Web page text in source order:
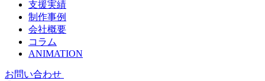
支援実績
制作事例
会社概要
コラム
ANIMATION
お問い合わせ